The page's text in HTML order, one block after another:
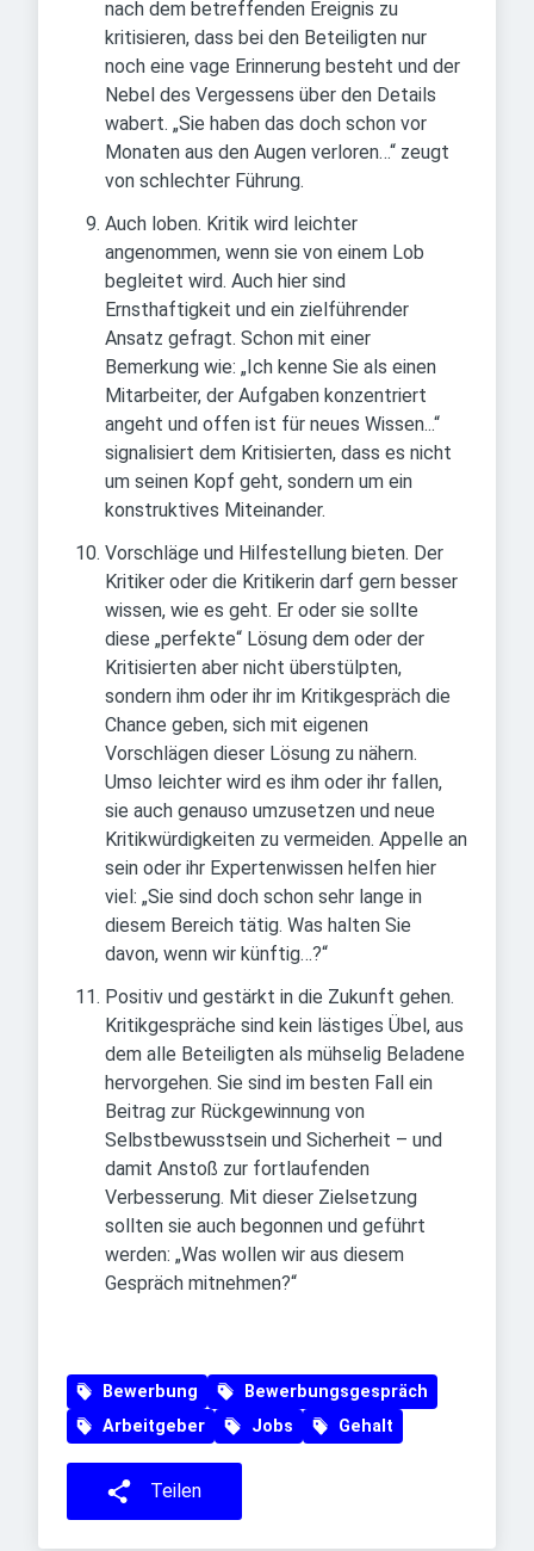
nach dem betreffenden Ereignis zu
kritisieren, dass bei den Beteiligten nur
noch eine vage Erinnerung besteht und der
Nebel des Vergessens über den Details
wabert. „Sie haben das doch schon vor
Monaten aus den Augen verloren…“ zeugt
von schlechter Führung.
Auch loben. Kritik wird leichter
angenommen, wenn sie von einem Lob
begleitet wird. Auch hier sind
Ernsthaftigkeit und ein zielführender
Ansatz gefragt. Schon mit einer
Bemerkung wie: „Ich kenne Sie als einen
Mitarbeiter, der Aufgaben konzentriert
angeht und offen ist für neues Wissen...“
signalisiert dem Kritisierten, dass es nicht
um seinen Kopf geht, sondern um ein
konstruktives Miteinander.
Vorschläge und Hilfestellung bieten. Der
Kritiker oder die Kritikerin darf gern besser
wissen, wie es geht. Er oder sie sollte
diese „perfekte“ Lösung dem oder der
Kritisierten aber nicht überstülpten,
sondern ihm oder ihr im Kritikgespräch die
Chance geben, sich mit eigenen
Vorschlägen dieser Lösung zu nähern.
Umso leichter wird es ihm oder ihr fallen,
sie auch genauso umzusetzen und neue
Kritikwürdigkeiten zu vermeiden. Appelle an
sein oder ihr Expertenwissen helfen hier
viel: „Sie sind doch schon sehr lange in
diesem Bereich tätig. Was halten Sie
davon, wenn wir künftig…?“
Positiv und gestärkt in die Zukunft gehen.
Kritikgespräche sind kein lästiges Übel, aus
dem alle Beteiligten als mühselig Beladene
hervorgehen. Sie sind im besten Fall ein
Beitrag zur Rückgewinnung von
Selbstbewusstsein und Sicherheit – und
damit Anstoß zur fortlaufenden
Verbesserung. Mit dieser Zielsetzung
sollten sie auch begonnen und geführt
werden: „Was wollen wir aus diesem
Gespräch mitnehmen?“
Bewerbung
Bewerbungsgespräch
Arbeitgeber
Jobs Gehalt
Teilen